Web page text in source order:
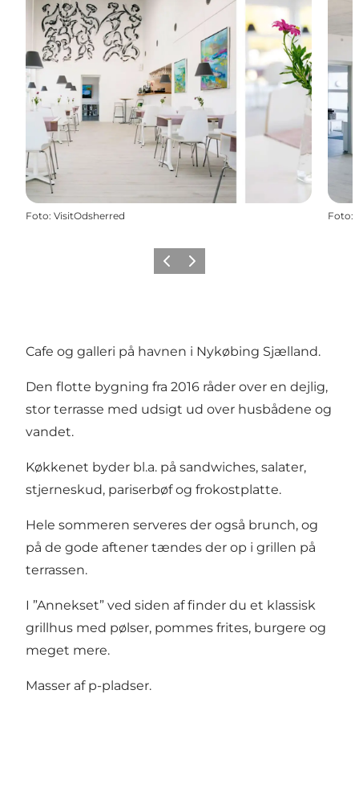
Foto: VisitOdsherred Foto:
ForrigeNæste
Cafe og galleri på havnen i Nykøbing Sjælland.
Den flotte bygning fra 2016 råder over en dejlig,
stor terrasse med udsigt ud over husbådene og
vandet.
Køkkenet byder bl.a. på sandwiches, salater,
stjerneskud, pariserbøf og frokostplatte.
Hele sommeren serveres der også brunch, og
på de gode aftener tændes der op i grillen på
terrassen.
I ”Annekset” ved siden af finder du et klassisk
grillhus med pølser, pommes frites, burgere og
meget mere.
Masser af p-pladser.